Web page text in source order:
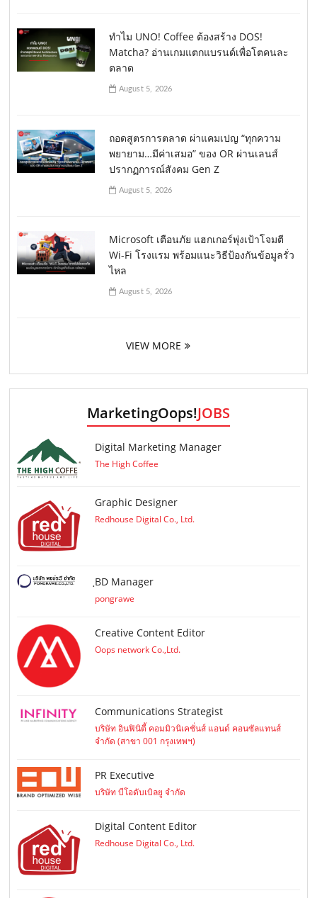
ทำไม UNO! Coffee ต้องสร้าง DOS!
Matcha? อ่านเกมแตกแบรนด์เพื่อโตคนละ
ตลาด
August 5, 2026
ถอดสูตรการตลาด ผ่าแคมเปญ “ทุกความ
พยายาม…มีค่าเสมอ” ของ OR ผ่านเลนส์
ปรากฏการณ์สังคม Gen Z
August 5, 2026
Microsoft เตือนภัย แฮกเกอร์พุ่งเป้าโจมตี
Wi-Fi โรงแรม พร้อมแนะวิธีป้องกันข้อมูลรั่ว
ไหล
August 5, 2026
VIEW MORE
MarketingOops!JOBS
Digital Marketing Manager
The High Coffee
Graphic Designer
Redhouse Digital Co., Ltd.
ฺBD Manager
pongrawe
Creative Content Editor
Oops network Co.,Ltd.
Communications Strategist
บริษัท อินฟินิตี้ คอมมิวนิเคชั่นส์ แอนด์ คอนซัลแทนส์
จำกัด (สาขา 001 กรุงเทพฯ)
PR Executive
บริษัท บีโอดับเบิลยู จำกัด
Digital Content Editor
Redhouse Digital Co., Ltd.